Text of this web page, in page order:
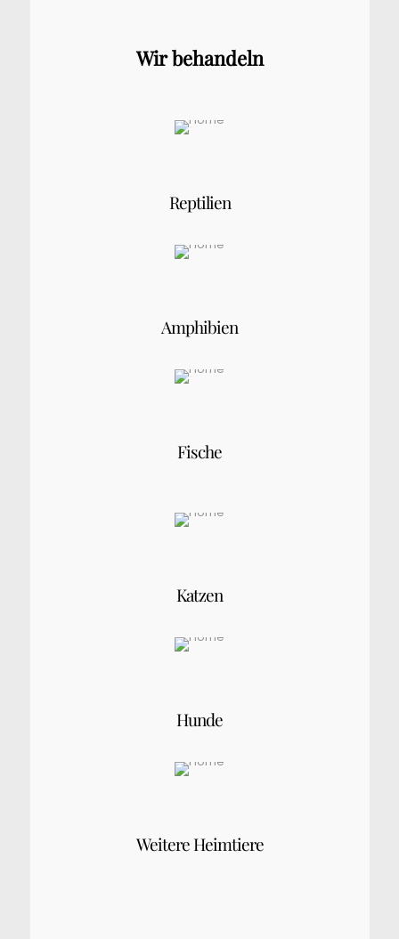
Wir behandeln
Reptilien
Amphibien
Fische
Katzen
Hunde
Weitere Heimtiere